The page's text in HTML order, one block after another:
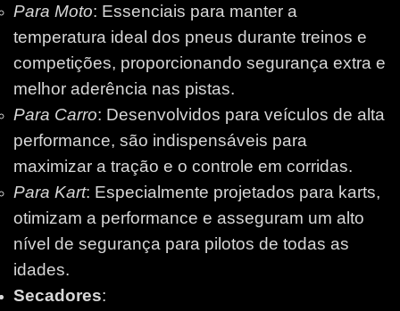
Para Moto: Essenciais para manter a
temperatura ideal dos pneus durante treinos e
competições, proporcionando segurança extra e
melhor aderência nas pistas.
Para Carro: Desenvolvidos para veículos de alta
performance, são indispensáveis para
maximizar a tração e o controle em corridas.
Para Kart: Especialmente projetados para karts,
otimizam a performance e asseguram um alto
nível de segurança para pilotos de todas as
idades.
Secadores: